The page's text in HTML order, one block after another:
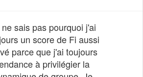
sais pas pourquoi j'ai
un score de Fi aussi
parce que j'ai toujours
à privilégier la